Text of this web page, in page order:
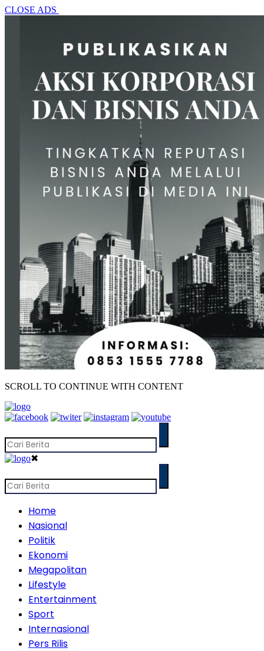
CLOSE ADS
SCROLL TO CONTINUE WITH CONTENT
✖
Home
Nasional
Politik
Ekonomi
Megapolitan
Lifestyle
Entertainment
Sport
Internasional
Pers Rilis